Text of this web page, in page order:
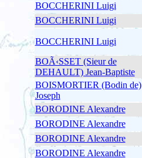
BOCCHERINI Luigi
BOCCHERINI Luigi
BOCCHERINI Luigi
BOÃ‹SSET (Sieur de
DEHAULT) Jean-Baptiste
BOISMORTIER (Bodin de)
Joseph
BORODINE Alexandre
BORODINE Alexandre
BORODINE Alexandre
BORODINE Alexandre